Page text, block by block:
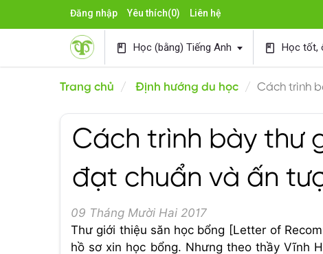
Đăng nhập Yêu thích(0) Liên hệ
book Học (bằng) Tiếng Anh book Học tốt,
Trang chủ Định hướng du học Cách trình
Cách trình bày thư
đạt chuẩn và ấn
09 Tháng Mười Hai 2017
Thư giới thiệu săn học bổng [Letter of
hồ sơ xin học bổng. Nhưng theo thầy Vĩnh